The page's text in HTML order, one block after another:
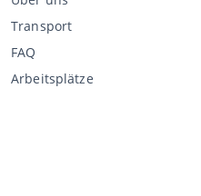
Transport
FAQ
Arbeitsplätze